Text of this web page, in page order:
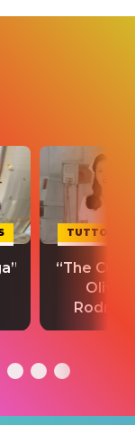
TUTTO
“The
Olivia
testo,